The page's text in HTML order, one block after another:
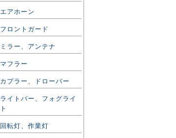
エアホーン
フロントガード
ミラー、アンテナ
マフラー
カプラー、ドローバー
ライトバー、フォグライ
ト
回転灯、作業灯